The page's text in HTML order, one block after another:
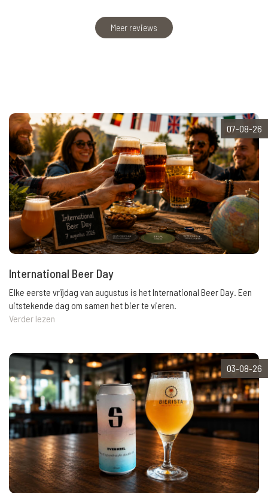
Meer reviews
07-08-26
International Beer Day
Elke eerste vrijdag van augustus is het International Beer Day. Een
uitstekende dag om samen het bier te vieren.
Verder lezen
03-08-26